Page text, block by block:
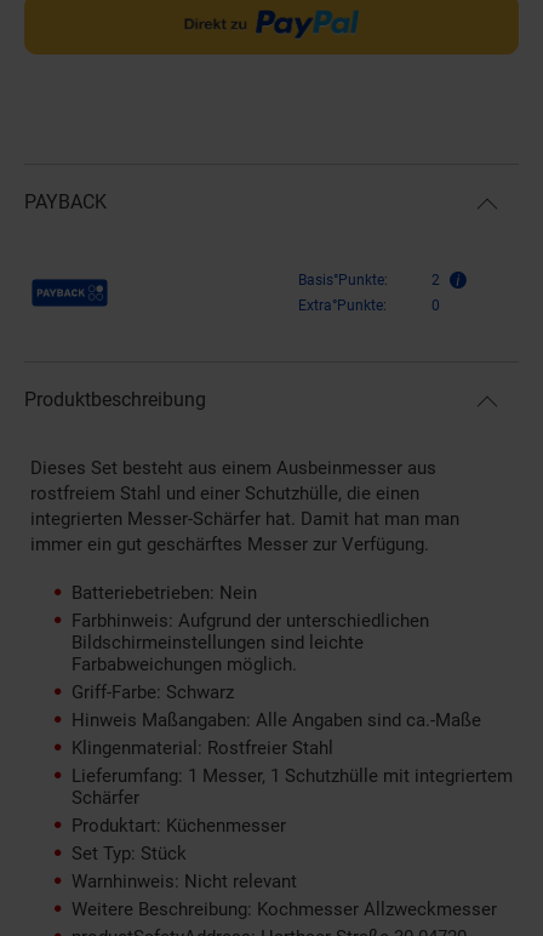
PAYBACK
Payback Punkte Basis°Punkte:
2
Extra°Punkte:
0
Produktbeschreibung
Dieses Set besteht aus einem Ausbeinmesser aus
rostfreiem Stahl und einer Schutzhülle, die einen
integrierten Messer-Schärfer hat. Damit hat man man
immer ein gut geschärftes Messer zur Verfügung.
Batteriebetrieben: Nein
Farbhinweis: Aufgrund der unterschiedlichen
Bildschirmeinstellungen sind leichte
Farbabweichungen möglich.
Griff-Farbe: Schwarz
Hinweis Maßangaben: Alle Angaben sind ca.-Maße
Klingenmaterial: Rostfreier Stahl
Lieferumfang: 1 Messer, 1 Schutzhülle mit integriertem
Schärfer
Produktart: Küchenmesser
Set Typ: Stück
Warnhinweis: Nicht relevant
Weitere Beschreibung: Kochmesser Allzweckmesser